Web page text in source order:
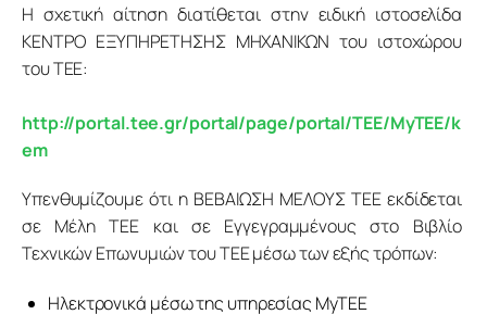
Η σχετική αίτηση διατίθεται στην ειδική ιστοσελίδα
ΚΕΝΤΡΟ ΕΞΥΠΗΡΕΤΗΣΗΣ ΜΗΧΑΝΙΚΩΝ του ιστοχώρου
του ΤΕΕ:
http://portal.tee.gr/portal/page/portal/TEE/MyTEE/k
em
Υπενθυμίζουμε ότι η ΒΕΒΑΙΩΣΗ ΜΕΛΟΥΣ ΤΕΕ εκδίδεται
σε Μέλη ΤΕΕ και σε Εγγεγραμμένους στο Βιβλίο
Τεχνικών Επωνυμιών του ΤΕΕ μέσω των εξής τρόπων:
Ηλεκτρονικά μέσω της υπηρεσίας MyTEE